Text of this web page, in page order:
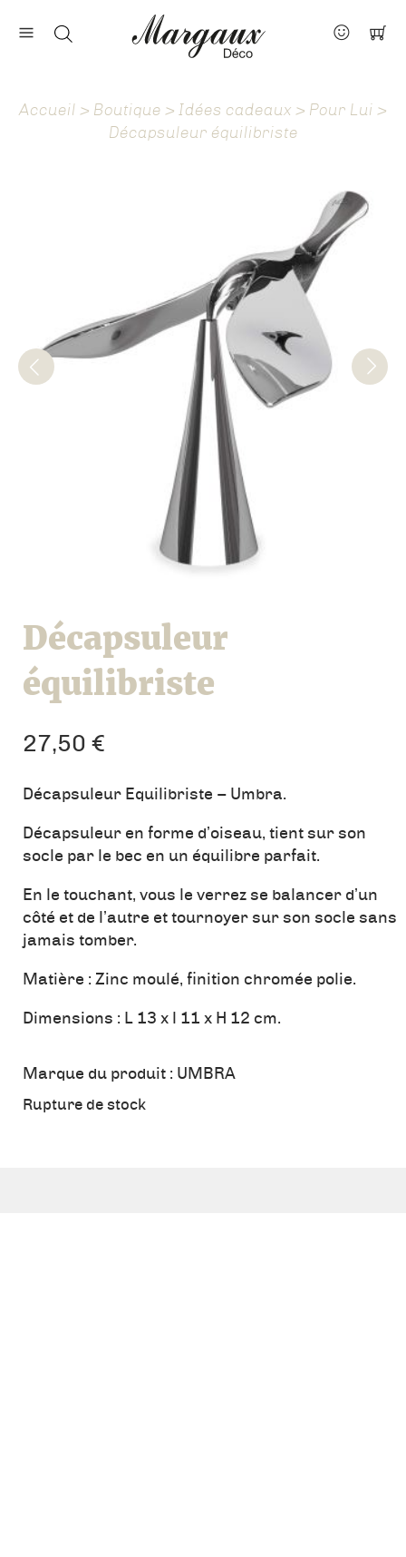
Nos marques
À propos
Accueil > Boutique > Idées cadeaux > Pour Lui >
Décapsuleur équilibriste
Décapsuleur
équilibriste
27,50 €
Décapsuleur Equilibriste – Umbra.
Décapsuleur en forme d’oiseau, tient sur son
socle par le bec en un équilibre parfait.
En le touchant, vous le verrez se balancer d’un
côté et de l’autre et tournoyer sur son socle sans
jamais tomber.
Matière : Zinc moulé, finition chromée polie.
Dimensions : L 13 x l 11 x H 12 cm.
Marque du produit : UMBRA
Rupture de stock